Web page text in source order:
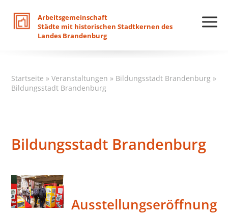
Arbeitsgemeinschaft
Städte mit historischen Stadtkernen des
Landes Brandenburg
Startseite »Veranstaltungen » Bildungsstadt Brandenburg »
Bildungsstadt Brandenburg
Bildungsstadt Brandenburg
Ausstellungseröffnung